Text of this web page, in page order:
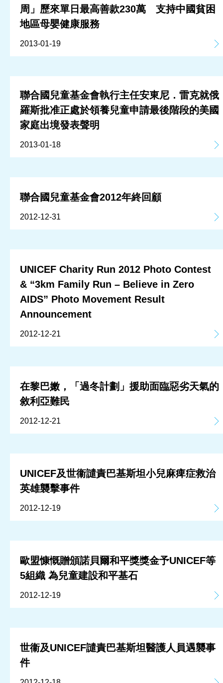
周」歷來單日最高善款230萬 支持中國貧困
地區母嬰健康服務
2013-01-19
聯合國兒童基金會執行主任安東尼．雷克就俄
羅斯批准正處於領養兒童申請最後階段的美國
家庭出境發表聲明
2013-01-18
聯合國兒童基金會2012年終回顧
2012-12-31
UNICEF Charity Run 2012 Photo Contest
& “3km Family Run – Believe in Zero
AIDS” Photo Movement Result
Announcement
2012-12-21
在黎巴嫩，「過冬計劃」援助面臨惡劣天氣的
敘利亞難民
2012-12-21
UNICEF及世衞譴責巴基斯坦小兒麻痺症救治
英雄襲擊事件
2012-12-19
歐盟慷慨贈頒諾貝爾和平獎獎金予UNICEF等
5組織 為兒童建設和平基石
2012-12-19
世衞及UNICEF譴責巴基斯坦醫護人員遇襲事
件